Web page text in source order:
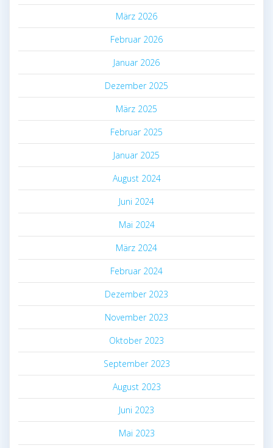
März 2026
Februar 2026
Januar 2026
Dezember 2025
März 2025
Februar 2025
Januar 2025
August 2024
Juni 2024
Mai 2024
März 2024
Februar 2024
Dezember 2023
November 2023
Oktober 2023
September 2023
August 2023
Juni 2023
Mai 2023